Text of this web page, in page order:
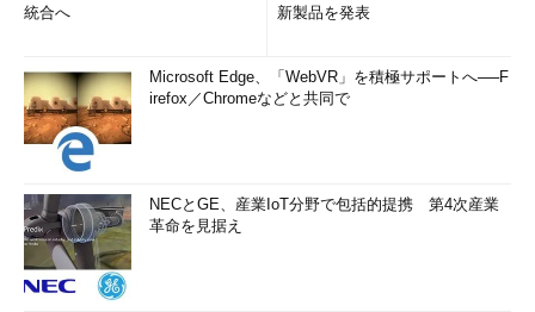
統合へ
新製品を発表
Microsoft Edge、「WebVR」を積極サポートへ──F
irefox／Chromeなどと共同で
NECとGE、産業IoT分野で包括的提携 第4次産業
革命を見据え